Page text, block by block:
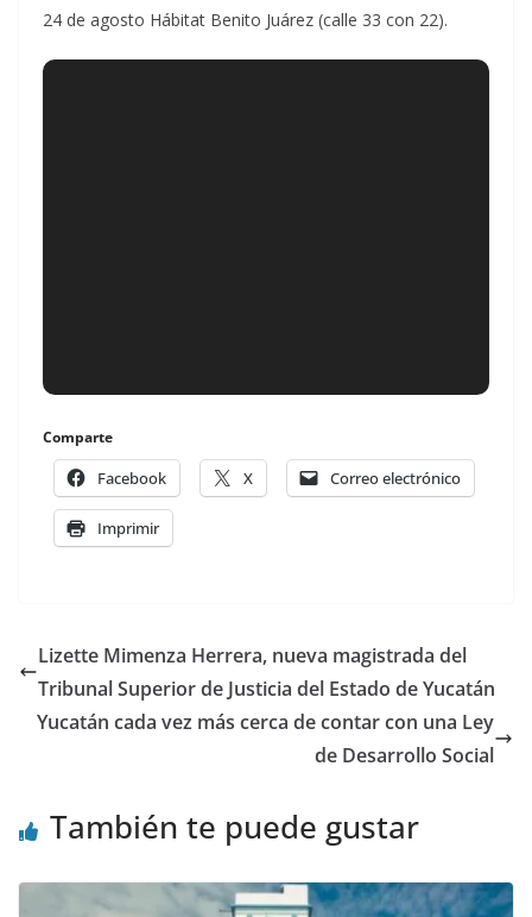
24 de agosto Hábitat Benito Juárez (calle 33 con 22).
Comparte
Facebook X Correo electrónico
Imprimir
Lizette Mimenza Herrera, nueva magistrada del
Tribunal Superior de Justicia del Estado de Yucatán
Yucatán cada vez más cerca de contar con una Ley
de Desarrollo Social
También te puede gustar